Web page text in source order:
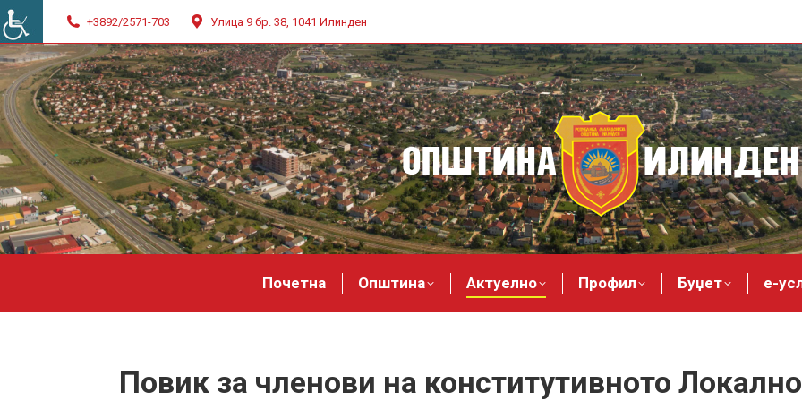
+3892/2571-703 Улица 9 бр. 38, 1041 Илинден
Почетна Општина Актуелно Профил Буџет е-
Повик за членови на конститутивното